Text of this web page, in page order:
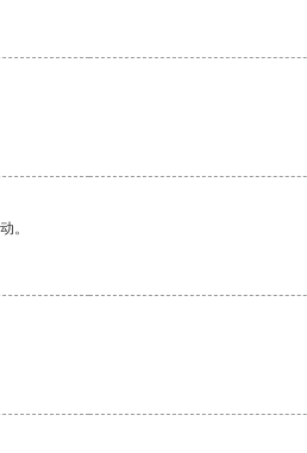
。